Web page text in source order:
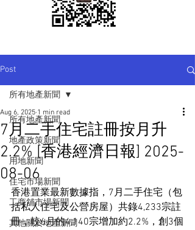
Post
所有地產新聞
地產政策新聞
用地新聞
住宅市場新聞
工商舖市場新聞
其他關於地產新聞
所有地產新聞
7月二手住宅註冊按月升
2.2% [香港經濟日報] 2025-
08-06
Aug 6, 2025 1 min read
香港置業最新數據指，7月二手住宅（包
括私人住宅及公營房屋）共錄4,233宗註
冊，較6月的4,140宗增加約2.2%，創3個